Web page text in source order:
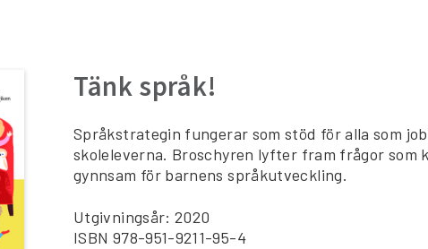
Tänk språk!
Språkstrategin fungerar som stöd för alla som
skoleleverna. Broschyren lyfter fram frågor som
gynnsam för barnens språkutveckling.
Utgivningsår: 2020
ISBN 978-951-9211-95-4